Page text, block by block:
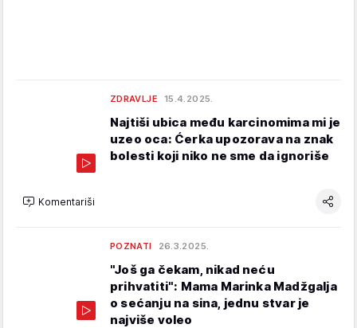
ZDRAVLJE 15.4.2025.
Najtiši ubica među karcinomima mi je
uzeo oca: Ćerka upozorava na znak
bolesti koji niko ne sme da ignoriše
Komentariši
POZNATI 26.3.2025.
"Još ga čekam, nikad neću
prihvatiti": Mama Marinka Madžgalja
o sećanju na sina, jednu stvar je
najviše voleo